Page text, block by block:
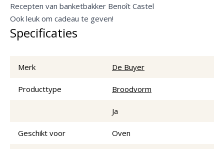
Recepten van banketbakker Benoît Castel
Ook leuk om cadeau te geven!
Specificaties
Merk De Buyer
Producttype Broodvorm
Ja
Geschikt voor Oven